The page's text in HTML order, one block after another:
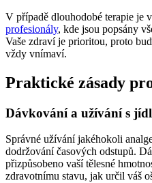
V případě dlouhodobé terapie je
profesionály, kde jsou popsány
Vaše zdraví je prioritou, proto
vždy vnímaví.
Praktické zásady
Dávkování a užívání s
Správné užívání jakéhokoli
dodržování časových odstupů.
přizpůsobeno vaší tělesné
zdravotnímu stavu, jak určil váš